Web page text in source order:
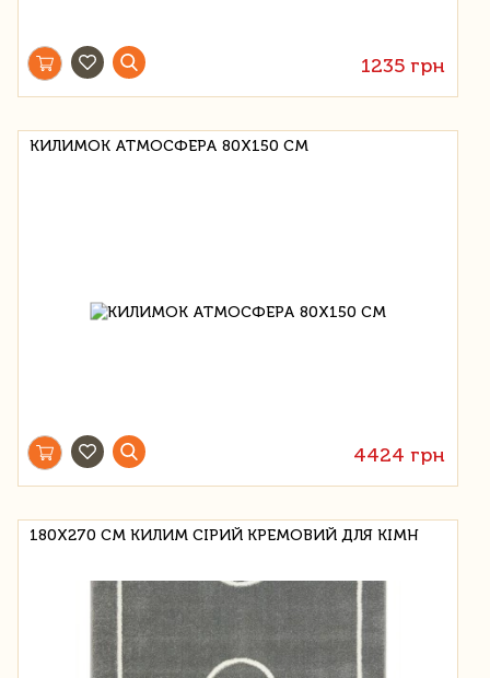
1235 грн
КИЛИМОК АТМОСФЕРА 80Х150 СМ
4424 грн
180Х270 СМ КИЛИМ СІРИЙ КРЕМОВИЙ ДЛЯ КІМН